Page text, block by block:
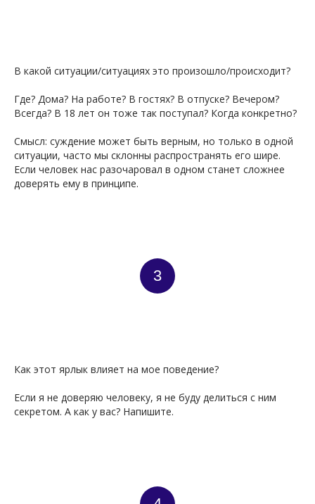
В какой ситуации/ситуациях это произошло/происходит?
Где? Дома? На работе? В гостях? В отпуске? Вечером?
Всегда? В 18 лет он тоже так поступал? Когда конкретно?
Смысл: суждение может быть верным, но только в одной
ситуации, часто мы склонны распространять его шире.
Если человек нас разочаровал в одном станет сложнее
доверять ему в принципе.
3
Как этот ярлык влияет на мое поведение?
Если я не доверяю человеку, я не буду делиться с ним
секретом. А как у вас? Напишите.